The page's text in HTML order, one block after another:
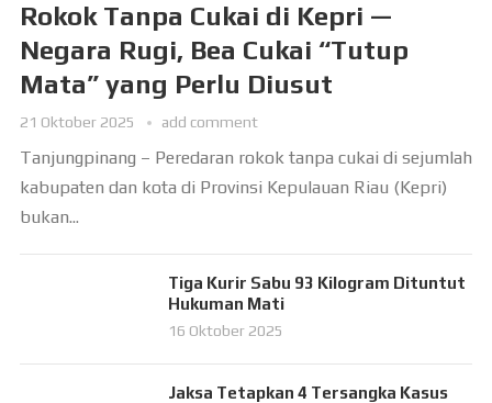
Rokok Tanpa Cukai di Kepri —
Negara Rugi, Bea Cukai “Tutup
Mata” yang Perlu Diusut
21 Oktober 2025 add comment
Tanjungpinang – Peredaran rokok tanpa cukai di sejumlah
kabupaten dan kota di Provinsi Kepulauan Riau (Kepri)
bukan...
Tiga Kurir Sabu 93 Kilogram Dituntut
Hukuman Mati
16 Oktober 2025
Jaksa Tetapkan 4 Tersangka Kasus